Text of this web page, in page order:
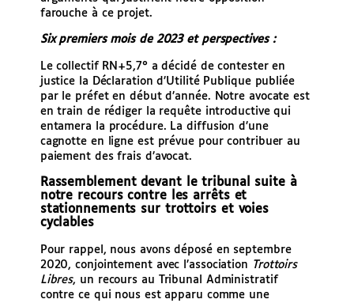
farouche à ce projet.
Six premiers mois de 2023 et perspectives :
Le collectif RN+5,7° a décidé de contester en
justice la Déclaration d’Utilité Publique publiée
par le préfet en début d’année. Notre avocate est
en train de rédiger la requête introductive qui
entamera la procédure. La diffusion d’une
cagnotte en ligne est prévue pour contribuer au
paiement des frais d’avocat.
Rassemblement devant le tribunal suite à
notre recours contre les arrêts et
stationnements sur trottoirs et voies
cyclables
Pour rappel, nous avons déposé en septembre
2020, conjointement avec l’association
Trottoirs
Libres, un recours au Tribunal Administratif
contre ce qui nous est apparu comme une